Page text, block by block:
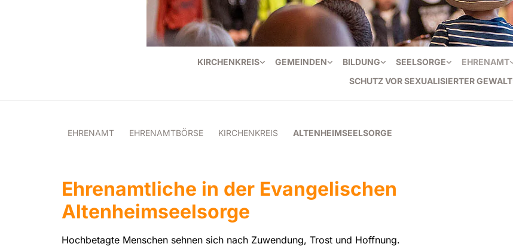
KIRCHENKREIS GEMEINDEN BILDUNG SEELSORGE EHRENAMT
SCHUTZ VOR SEXUALISIERTER GEWALT
EHRENAMT EHRENAMTBÖRSE KIRCHENKREIS ALTENHEIMSEELSORGE
Ehrenamtliche in der Evangelischen
Altenheimseelsorge
Hochbetagte Menschen sehnen sich nach Zuwendung, Trost und Hoffnung.